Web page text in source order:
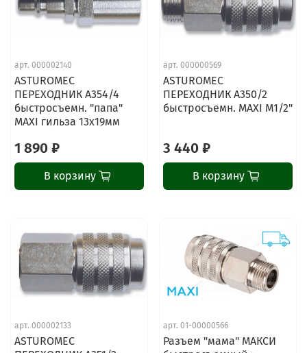
арт. 000002140
ASTUROMEC
ПЕРЕХОДНИК A354/4
быстросъемн. "папа"
MAXI гильза 13х19мм
1 890 ₽
В корзину
арт. 000000569
ASTUROMEC
ПЕРЕХОДНИК A350/2
быстросъемн. MAXI M1/2"
3 440 ₽
В корзину
арт. 000002133
ASTUROMEC
арт. 01-00000566
Разъем "мама" МАКСИ